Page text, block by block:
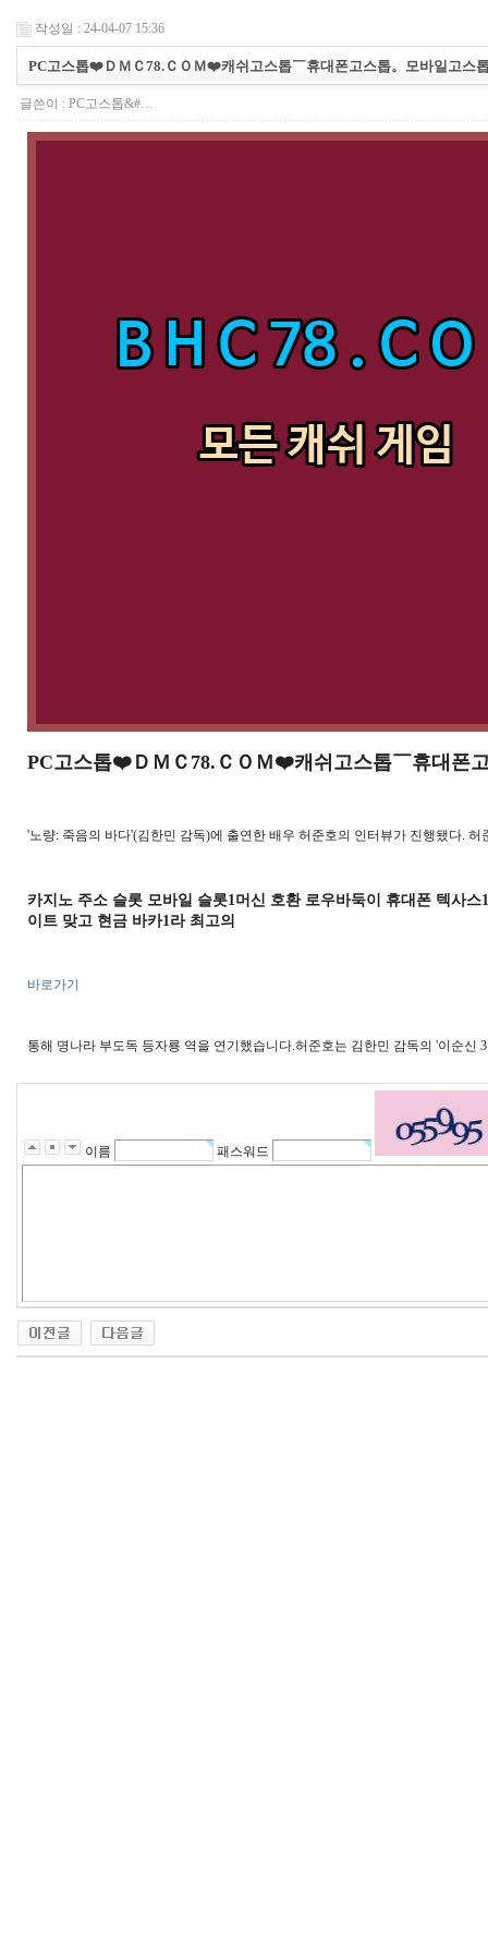
작성일 : 24-04-07 15:36
PC고스톱❤️ＤＭＣ78.ＣＯＭ❤️캐쉬고스톱￣휴대폰고스톱。모바일고스
글쓴이 : PC고스톱&#…
PC고스톱❤️ＤＭＣ78.ＣＯＭ❤️캐쉬고스톱￣휴대폰
'노량: 죽음의 바다'(김한민 감독)에 출연한 배우 허준호의 인터뷰가 진행됐다. 허
카지노 주소 슬롯 모바일 슬롯1머신 호환 로우바둑이 휴대폰 텍사
이트 맞고 현금 바카1라 최고의
바로가기
통해 명나라 부도독 등자룡 역을 연기했습니다.허준호는 김한민 감독의 '이순신
이름 패스워드